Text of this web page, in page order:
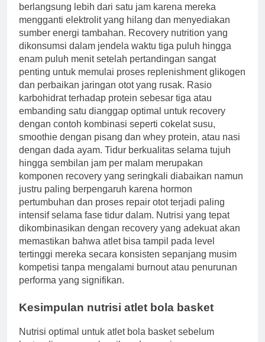
berlangsung lebih dari satu jam karena mereka
mengganti elektrolit yang hilang dan menyediakan
sumber energi tambahan. Recovery nutrition yang
dikonsumsi dalam jendela waktu tiga puluh hingga
enam puluh menit setelah pertandingan sangat
penting untuk memulai proses replenishment glikogen
dan perbaikan jaringan otot yang rusak. Rasio
karbohidrat terhadap protein sebesar tiga atau
embanding satu dianggap optimal untuk recovery
dengan contoh kombinasi seperti cokelat susu,
smoothie dengan pisang dan whey protein, atau nasi
dengan dada ayam. Tidur berkualitas selama tujuh
hingga sembilan jam per malam merupakan
komponen recovery yang seringkali diabaikan namun
justru paling berpengaruh karena hormon
pertumbuhan dan proses repair otot terjadi paling
intensif selama fase tidur dalam. Nutrisi yang tepat
dikombinasikan dengan recovery yang adekuat akan
memastikan bahwa atlet bisa tampil pada level
tertinggi mereka secara konsisten sepanjang musim
kompetisi tanpa mengalami burnout atau penurunan
performa yang signifikan.
Kesimpulan nutrisi atlet bola basket
Nutrisi optimal untuk atlet bola basket sebelum